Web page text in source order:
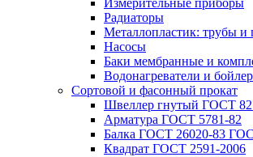
Измерительные приборы
Радиаторы
Металлопластик: трубы и
Насосы
Баки мембранные и
Водонагреватели и
Сортовой и фасонный прокат
Швеллер гнутый ГОСТ
Арматура ГОСТ 5781-82
Балка ГОСТ 26020-83
Квадрат ГОСТ 2591-2006